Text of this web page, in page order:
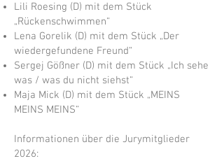
Lili Roesing (D) mit dem Stück
„Rückenschwimmen“
Lena Gorelik (D) mit dem Stück „Der
wiedergefundene Freund“
Sergej Gößner (D) mit dem Stück „Ich sehe
was / was du nicht siehst“
Maja Mick (D) mit dem Stück „MEINS
MEINS MEINS“
Informationen über die Jurymitglieder
2026: